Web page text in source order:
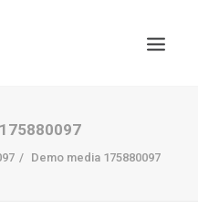
Demo media 175880097